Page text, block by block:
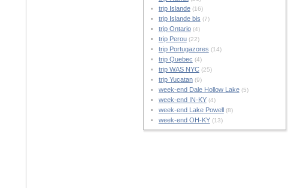
trip Islande(16)
trip Islande bis (7)
trip Ontario(4)
trip Perou(22)
trip Portugazores (14)
trip Quebec (4)
trip WAS NYC(25)
trip Yucatan(9)
week-end Dale Hollow Lake(5)
week-end IN-KY(4)
week-end Lake Powell (8)
week-end OH-KY(13)